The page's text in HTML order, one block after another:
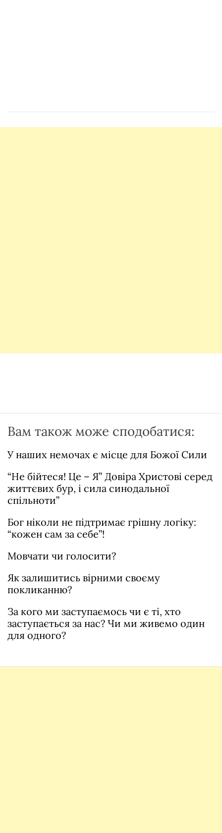
Вам також може сподобатися:
У наших немочах є місце для Божої Сили
“Не бійтеся! Це – Я” Довіра Христові серед
життєвих бур, і сила синодальної
спільноти”
Бог ніколи не підтримає грішну логіку:
“кожен сам за себе”!
Мовчати чи голосити?
Як залишитись вірними своєму
покликанню?
За кого ми заступаємось чи є ті, хто
заступається за нас? Чи ми живемо один
для одного?